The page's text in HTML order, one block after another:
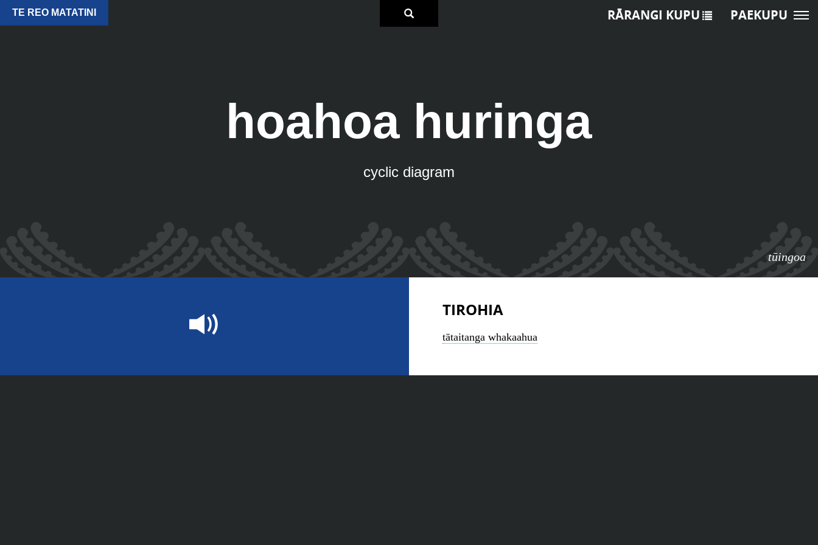
TE REO MATATINI
hoahoa huringa
cyclic diagram
tūingoa
RĀRANGI KUPU PAEKUPU
TIROHIA
tātaitanga whakaahua